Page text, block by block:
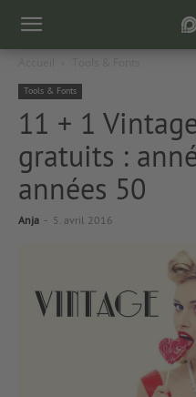
Tools & Fonts
11 + 1
gratuits :
années 50
Anja - 5. avril 2016